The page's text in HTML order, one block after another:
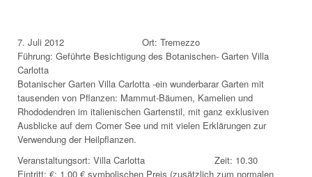
7. Juli 2012 Ort: Tremezzo
Führung: Geführte Besichtigung des Botanischen- Garten Villa
Carlotta
Botanischer Garten Villa Carlotta -ein wunderbarar Garten mit
tausenden von Pflanzen: Mammut-Bäumen, Kamelien und
Rhododendren im italienischen Gartenstil, mit ganz exklusiven
Ausblicke auf dem Comer See und mit vielen Erklärungen zur
Verwendung der Heilpflanzen.
Veranstaltungsort: Villa Carlotta Zeit: 10.30
Eintritt: €: 1,00 € symbolischen Preis (zusätzlich zum normalen